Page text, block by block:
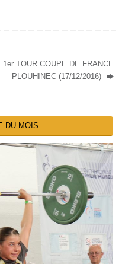
1er TOUR COUPE DE FRANCE
PLOUHINEC (17/12/2016)
DU MOIS